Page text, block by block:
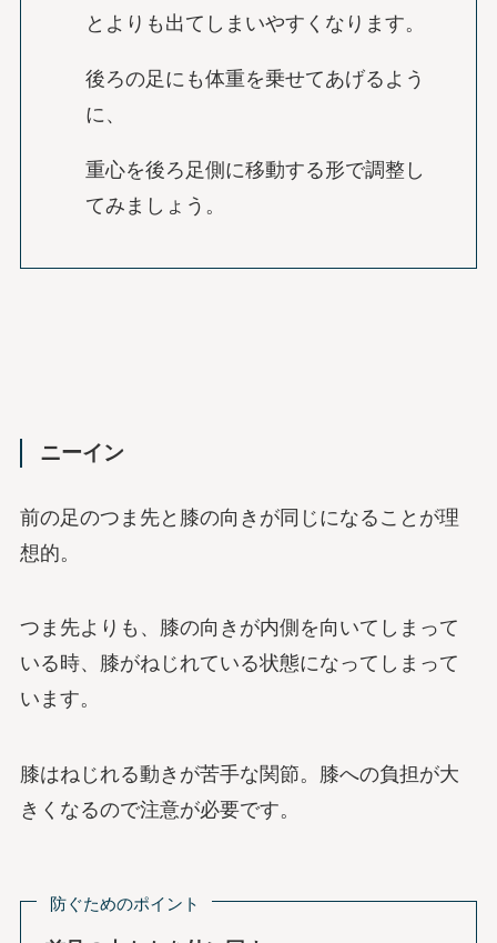
とよりも出てしまいやすくなります。
後ろの足にも体重を乗せてあげるよう
に、
重心を後ろ足側に移動する形で調整し
てみましょう。
ニーイン
前の足のつま先と膝の向きが同じになることが理
想的。
つま先よりも、膝の向きが内側を向いてしまって
いる時、膝がねじれている状態になってしまって
います。
膝はねじれる動きが苦手な関節。膝への負担が大
きくなるので注意が必要です。
防ぐためのポイント